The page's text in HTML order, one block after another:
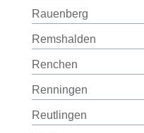
Rauenberg
Remshalden
Renchen
Renningen
Reutlingen